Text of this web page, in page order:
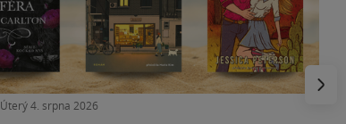
Úterý 4. srpna 2026